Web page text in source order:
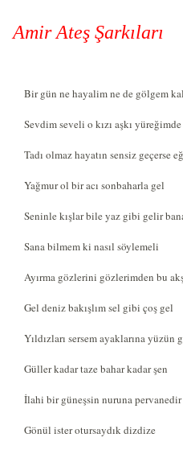
Amir Ateş Şarkıları
Bir gün ne hayalim ne de gölgem
Sevdim seveli o kızı aşkı yüreğimde
Tadı olmaz hayatın sensiz geçerse
Yağmur ol bir acı sonbaharla gel
Seninle kışlar bile yaz gibi gelir
Sana bilmem ki nasıl söylemeli
Ayırma gözlerini gözlerimden bu
Gel deniz bakışlım sel gibi çoş gel
Yıldızları sersem ayaklarına yüzün
Güller kadar taze bahar kadar şen
İlahi bir güneşsin nuruna
Gönül ister otursaydık dizdize